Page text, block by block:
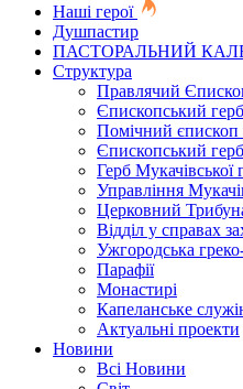
Наші герої
Душпастир
ПАСТОРАЛЬНИЙ
Структура
Правлячий
Єпископський
Помічний єпископ
Єпископський
Герб Мукачівської
Управління
Церковний
Відділ у справах
Ужгородська
Парафії
Монастирі
Капеланське
Актуальні проекти
Новини
Всі Новини